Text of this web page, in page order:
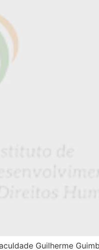
Guilherme